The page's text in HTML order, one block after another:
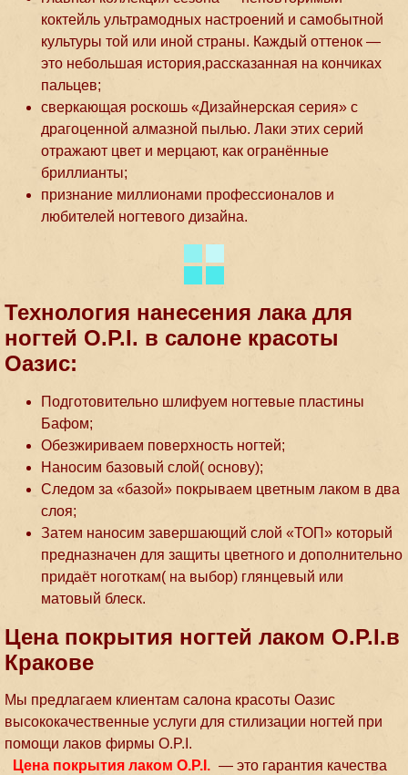
коктейль ультрамодных настроений и самобытной
культуры той или иной страны. Каждый оттенок —
это небольшая история,рассказанная на кончиках
пальцев;
сверкающая роскошь «Дизайнерская серия» с
драгоценной алмазной пылью. Лаки этих серий
отражают цвет и мерцают, как огранённые
бриллианты;
признание миллионами профессионалов и
любителей ногтевого дизайна.
Технология нанесения лака для
ногтей O.P.I. в салоне красоты
Оазис:
Подготовительно шлифуем ногтевые пластины
Бафом;
Обезжириваем поверхность ногтей;
Наносим базовый слой( основу);
Следом за «базой» покрываем цветным лаком в два
слоя;
Затем наносим завершающий слой «ТОП» который
предназначен для защиты цветного и дополнительно
придаёт ноготкам( на выбор) глянцевый или
матовый блеск.
Цена покрытия ногтей лаком O.P.I.в
Кракове
Мы предлагаем клиентам салона красоты Оазис
высококачественные услуги для стилизации ногтей при
помощи лаков фирмы O.P.I.
Цена покрытия лаком О.P.I. — это гарантия качества